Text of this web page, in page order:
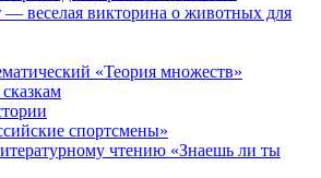
— веселая викторина о животных для
«Теория множеств»
спортсмены»
чтению «Знаешь ли ты